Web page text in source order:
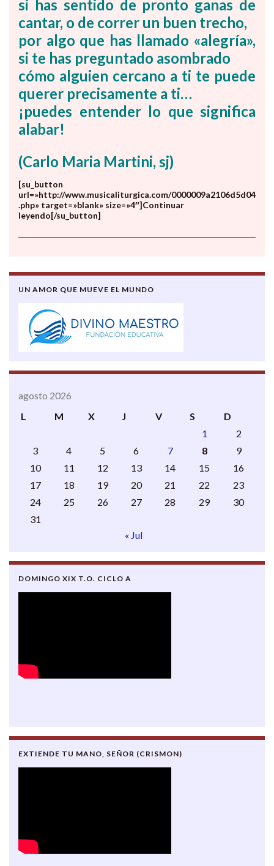
si has sentido de pronto ganas de
cantar, o de correr un buen trecho,
por algo que has llamado «alegría»,
si te has preguntado asombrado
cómo alguien cercano a ti te puede
querer precisamente a ti…
¡puedes entender lo que significa
alabar!
(Carlo Maria Martini, sj)
[su_button
url=»http://www.musicaliturgica.com/0000009a2106d5d04
.php» target=»blank» size=»4″]Continuar
leyendo[/su_button]
UN AMOR QUE MUEVE EL MUNDO
agosto 2026
L
M X J V S
D
1
2
3
4 5 6 7 8
9
10
11 12 13 14 15
16
17
18 19 20 21 22
23
24
25 26 27 28 29
30
31
« Jul
DOMINGO XIX T.O. CICLO A
EXTIENDE TU MANO, SEÑOR (CRISMON)